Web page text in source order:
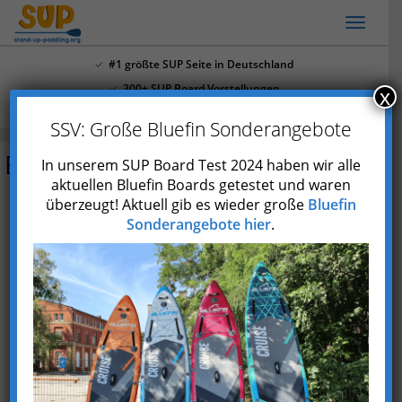
Skip
content
#1 größte SUP Seite in Deutschland
300+ SUP Board Vorstellungen
Bluefin Releash Hüft-Leash
Angebote
Bluefin
Preis prüfen*
Amazon
Preis prüfen*
SSV: Große Bluefin Sonderangebote
In unserem SUP Board Test 2024 haben wir alle
aktuellen Bluefin Boards getestet und waren
überzeugt! Aktuell gib es wieder große Bluefin
Sonderangebote hier.
x